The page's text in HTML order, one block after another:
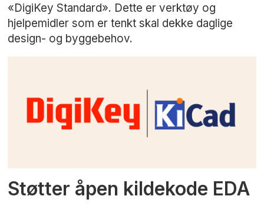
«DigiKey Standard». Dette er verktøy og
hjelpemidler som er tenkt skal dekke daglige
design- og byggebehov.
Støtter åpen kildekode EDA